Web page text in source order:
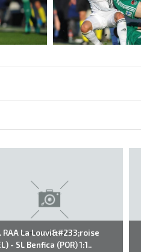
RAA La Louvi&#233;roise
- SL Benfica (POR) 1:1..